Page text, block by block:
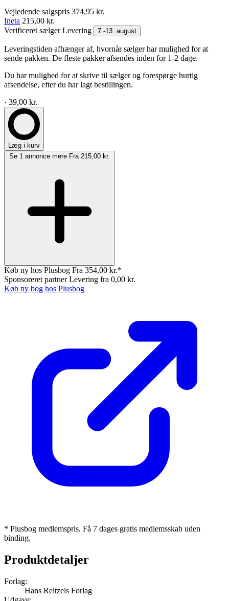
Vejledende salgspris 374,95 kr.
Ineta 215,00 kr.
Verificeret sælgerLevering 7.-13. august
Leveringstiden afhænger af, hvornår sælger har mulighed for at
sende pakken. De fleste pakker afsendes inden for 1-2 dage.
Du har mulighed for at skrive til sælger og forespørge hurtig
afsendelse, efter du har lagt bestillingen.
· 39,00 kr.
Læg i kurv
Se 1 annonce mere Fra 215,00 kr.
Køb ny hos Plusbog Fra 354,00 kr.*
Sponsoreret partnerLevering fra 0,00 kr.
Køb ny bog hos Plusbog
* Plusbog medlemspris. Få 7 dages gratis medlemsskab uden
binding.
Produktdetaljer
Forlag:
Hans Reitzels Forlag